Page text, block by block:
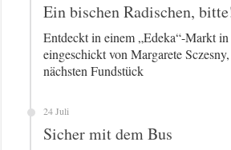
Ein bischen Radischen,
Entdeckt in einem „Edeka“-Markt
eingeschickt von Margarete
nächsten Fundstück
24 Juli
Sicher mit dem Bus